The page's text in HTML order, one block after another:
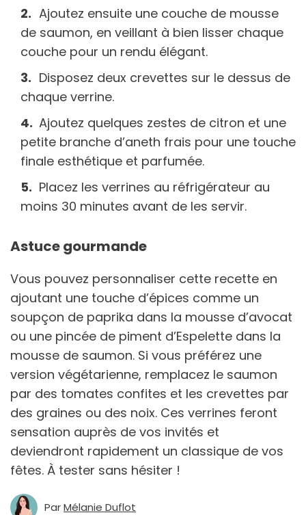
Ajoutez ensuite une couche de mousse
de saumon, en veillant à bien lisser chaque
couche pour un rendu élégant.
Disposez deux crevettes sur le dessus de
chaque verrine.
Ajoutez quelques zestes de citron et une
petite branche d’aneth frais pour une touche
finale esthétique et parfumée.
Placez les verrines au réfrigérateur au
moins 30 minutes avant de les servir.
Astuce gourmande
Vous pouvez personnaliser cette recette en
ajoutant une touche d’épices comme un
soupçon de paprika dans la mousse d’avocat
ou une pincée de piment d’Espelette dans la
mousse de saumon. Si vous préférez une
version végétarienne, remplacez le saumon
par des tomates confites et les crevettes par
des graines ou des noix. Ces verrines feront
sensation auprès de vos invités et
deviendront rapidement un classique de vos
fêtes. À tester sans hésiter !
ParMélanie Duflot